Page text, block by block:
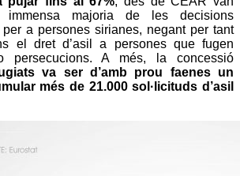
immensa majoria de les decisions
a persones sirianes, negant per tant
el dret d’asil a persones que fugen
persecucions. A més, la concessió
va ser d’amb prou faenes un
més de 21.000 sol·licituds d’asil